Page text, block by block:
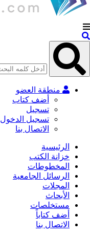
منطقة العضو
أضف كتاب
تسجيل
تسجيل الدخول
الاتصال بنا
الرئيسية
خزانة الكتب
المخطوطات
الرسائل الجامعية
المجلات
الأبحاث
مستخلصات
أضف كتاباً
الاتصال بنا